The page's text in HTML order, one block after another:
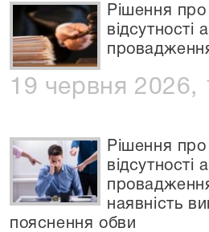
Рішення
19 червня 2026,
Рішення
наявність
пояснення обви